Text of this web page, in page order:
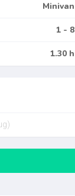
Minivan
1 - 8
1.30 h